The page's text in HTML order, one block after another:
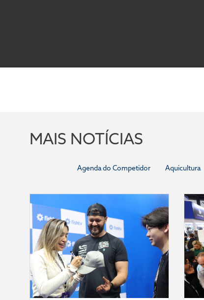
MAIS NOTÍCIAS
Agenda do Competidor Aquicultura